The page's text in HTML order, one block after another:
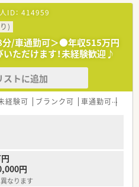
こそ活躍できるキャリアパスが多
ネジャーや営業部長等のマネジメン
かせるスペシャリストを目指すこ
品部門等の本社スタッフなど活動領
ており、在宅医療へもしっかりと関
可能で、時短制度は小学5年生まで
定です。
ライフバランスが整っています
業員割引制度など嬉しいメリットも
ID： 414959
)
分/車通勤可＞●年収515万円
ただけます！未経験歓迎♪
ストに追加
経験可 ブランク可 車通勤可
円
なります